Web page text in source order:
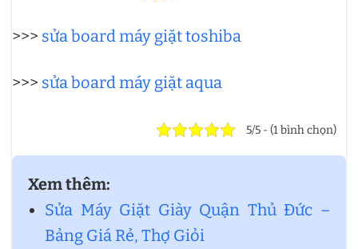
>>> sửa board máy giặt toshiba
>>> sửa board máy giặt aqua
5/5 - (1 bình chọn)
Xem thêm:
Sửa Máy Giặt Giày Quận Thủ Đức –
Bảng Giá Rẻ, Thợ Giỏi